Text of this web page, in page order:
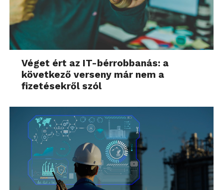
Véget ért az IT-bérrobbanás: a
következő verseny már nem a
fizetésekről szól